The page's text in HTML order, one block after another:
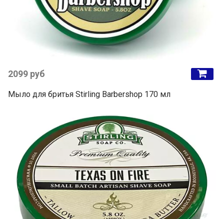
2099 руб
Мыло для бритья Stirling Barbershop 170 мл